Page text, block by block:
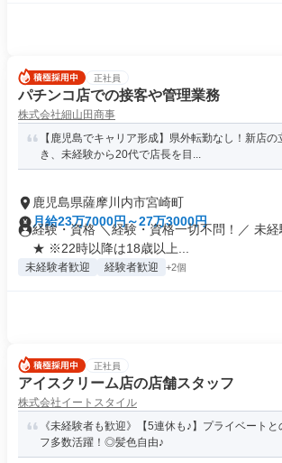
正社員
パチンコ店での接客や管理業務
株式会社細山田商事
【鹿児島でキャリア形成】県外転勤なし！新店
き、未経験から20代で店長を目...
鹿児島県薩摩川内市宮崎町
月給23万7000円～27万3000円
経験・資格 ＼経験・資格一切不問！／ 未
★ ※22時以降は18歳以上...
未経験者歓迎 経験者歓迎 +2個
正社員
アイスクリーム店の店舗スタッフ
株式会社イートスタイル
《未経験者も歓迎》【5連休も♪】プライベート
フ多数活躍！◎髪色自由♪